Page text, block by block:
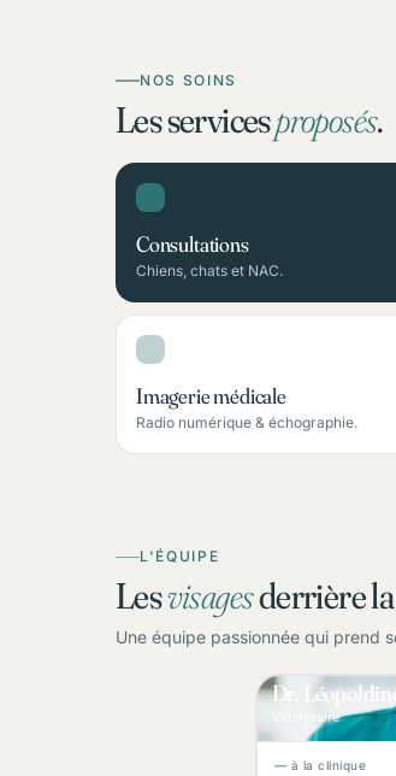
NOS SOINS
Les servicesproposés.
Consultations
Chiens, chats et NAC.
Imagerie médicale
Radio numérique & échographie.
L'ÉQUIPE
Lesvisagesderrière
Une équipe passionnée qui prend
Dr.
Vétérinaire
à la clinique